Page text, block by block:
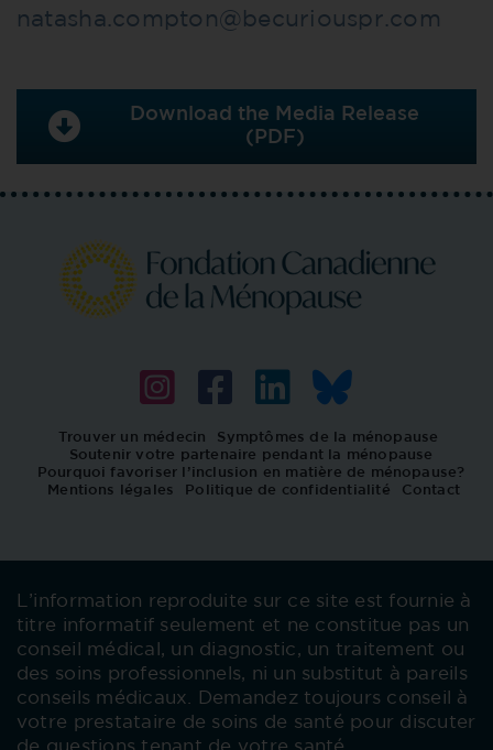
natasha.compton@becuriouspr.com
Download the Media Release
(PDF)
Trouver un médecin
Symptômes de la ménopause
Soutenir votre partenaire pendant la ménopause
Pourquoi favoriser l’inclusion en matière de ménopause?
Mentions légales
Politique de confidentialité Contact
L’information reproduite sur ce site est fournie à
titre informatif seulement et ne constitue pas un
conseil médical, un diagnostic, un traitement ou
des soins professionnels, ni un substitut à pareils
conseils médicaux. Demandez toujours conseil à
votre prestataire de soins de santé pour discuter